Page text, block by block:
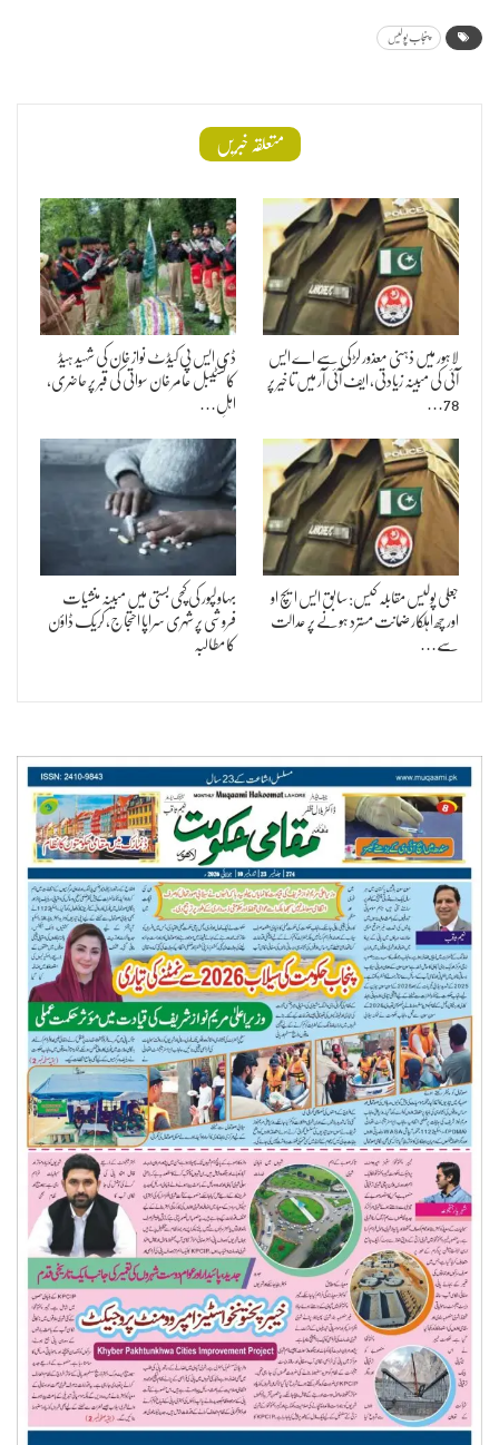
پنجاب پولیس
متعلقہ خبریں
لاہور میں ذہنی معذور لڑکی سے اے ایس
آئی کی مبینہ زیادتی، ایف آئی آر میں تاخیر پر
78…
ڈی ایس پی کیڈٹ نواز خان کی شہید ہیڈ
کانسٹیبل عامر خان سواتی کی قبر پر حاضری،
اہلِ…
جعلی پولیس مقابلہ کیس: سابق ایس ایچ او
اور چھ اہلکار ضمانت مسترد ہونے پر عدالت
سے…
بہاولپور کی کچی بستی میں مبینہ منشیات
فروشی پر شہری سراپا احتجاج، کریک ڈاؤن
کا مطالبہ